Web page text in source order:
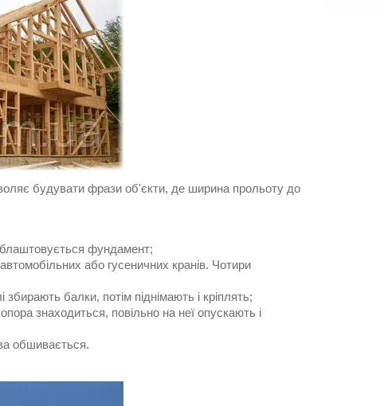
будувати фрази об'єкти, де ширина прольоту до
фундамент;
або гусеничних кранів. Чотири
балки, потім піднімають і кріплять;
знаходиться, повільно на неї опускають і
обшивається.